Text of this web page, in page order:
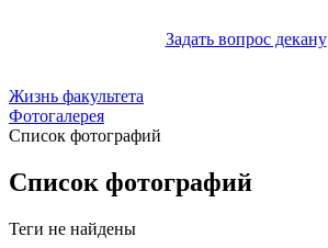
Задать вопрос декану
Жизнь факультета
Фотогалерея
Список фотографий
Список фотографий
Теги не найдены